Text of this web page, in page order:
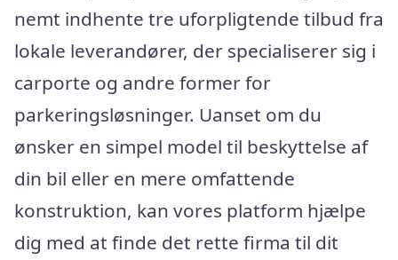
nemt indhente tre uforpligtende tilbud fra
lokale leverandører, der specialiserer sig i
carporte og andre former for
parkeringsløsninger. Uanset om du
ønsker en simpel model til beskyttelse af
din bil eller en mere omfattende
konstruktion, kan vores platform hjælpe
dig med at finde det rette firma til dit